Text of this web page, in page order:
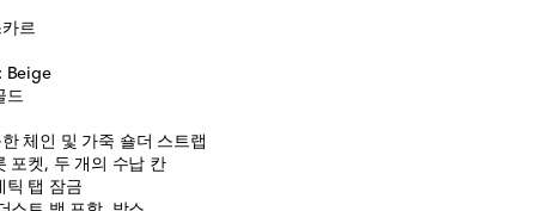
르
Beige
드
체인 및 가죽 숄더 스트랩
포켓, 두 개의 수납 칸
틱 탭 잠금